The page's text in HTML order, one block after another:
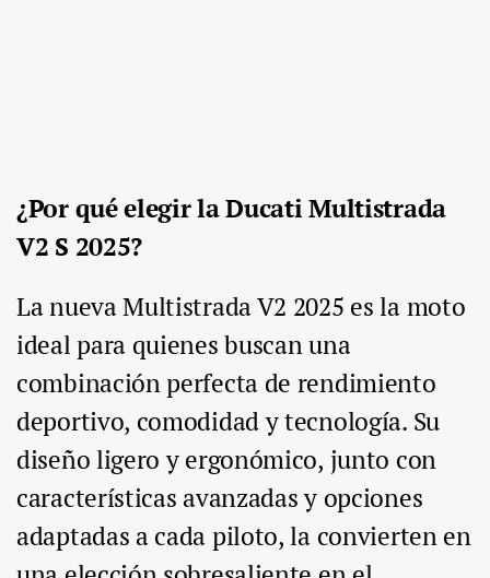
¿Por qué elegir la Ducati Multistrada
V2 S 2025?
La nueva Multistrada V2 2025 es la moto
ideal para quienes buscan una
combinación perfecta de rendimiento
deportivo, comodidad y tecnología. Su
diseño ligero y ergonómico, junto con
características avanzadas y opciones
adaptadas a cada piloto, la convierten en